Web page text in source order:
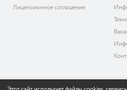
Лицензионное соглашение